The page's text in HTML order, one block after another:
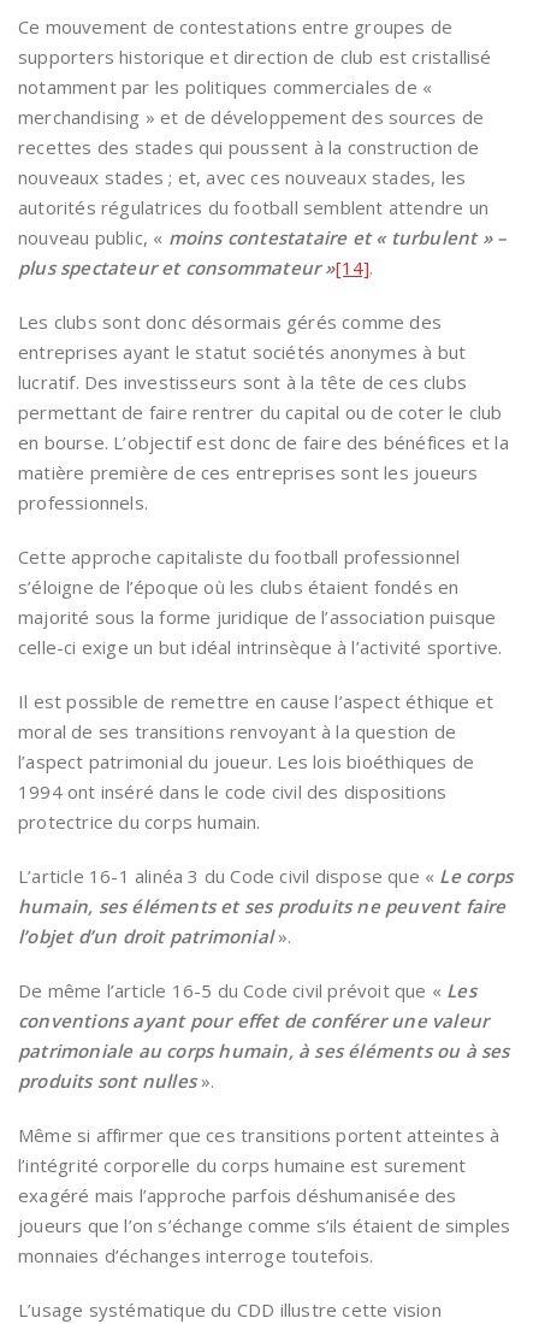
Ce mouvement de contestations entre groupes de
supporters historique et direction de club est cristallisé
notamment par les politiques commerciales de «
merchandising » et de développement des sources de
recettes des stades qui poussent à la construction de
nouveaux stades ; et, avec ces nouveaux stades, les
autorités régulatrices du football semblent attendre un
nouveau public, « moins contestataire et « turbulent » –
plus spectateur et consommateur »[14].
Les clubs sont donc désormais gérés comme des
entreprises ayant le statut sociétés anonymes à but
lucratif. Des investisseurs sont à la tête de ces clubs
permettant de faire rentrer du capital ou de coter le club
en bourse. L’objectif est donc de faire des bénéfices et la
matière première de ces entreprises sont les joueurs
professionnels.
Cette approche capitaliste du football professionnel
s’éloigne de l’époque où les clubs étaient fondés en
majorité sous la forme juridique de l’association puisque
celle-ci exige un but idéal intrinsèque à l’activité sportive.
Il est possible de remettre en cause l’aspect éthique et
moral de ses transitions renvoyant à la question de
l’aspect patrimonial du joueur. Les lois bioéthiques de
1994 ont inséré dans le code civil des dispositions
protectrice du corps humain.
L’article 16-1 alinéa 3 du Code civil dispose que « Le corps
humain, ses éléments et ses produits ne peuvent faire
l’objet d’un droit patrimonial».
De même l’article 16-5 du Code civil prévoit que « Les
conventions ayant pour effet de conférer une valeur
patrimoniale au corps humain, à ses éléments ou à ses
produits sont nulles».
Même si affirmer que ces transitions portent atteintes à
l’intégrité corporelle du corps humaine est surement
exagéré mais l’approche parfois déshumanisée des
joueurs que l’on s’échange comme s’ils étaient de simples
monnaies d’échanges interroge toutefois.
L’usage systématique du CDD illustre cette vision